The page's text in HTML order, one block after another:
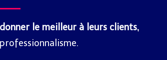
le meilleur à leurs clients,